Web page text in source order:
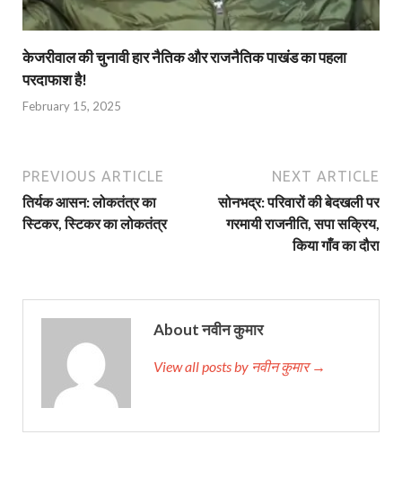
केजरीवाल की चुनावी हार नैतिक और राजनैतिक पाखंड का पहला
परदाफाश है!
February 15, 2025
PREVIOUS ARTICLE
तिर्यक आसन: लोकतंत्र का
स्टिकर, स्टिकर का लोकतंत्र
NEXT ARTICLE
सोनभद्र: परिवारों की बेदखली पर
गरमायी राजनीति, सपा सक्रिय,
किया गाँव का दौरा
About नवीन कुमार
View all posts by नवीन कुमार →